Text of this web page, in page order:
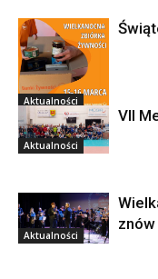
Aktualności
Aktualności
VII
Aktualności
znów